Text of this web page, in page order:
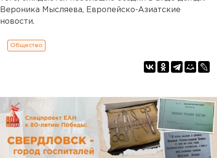
Вероника Мысляева, Европейско-Азиатские
новости.
Общество